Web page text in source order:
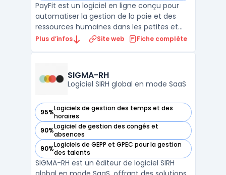
PayFit est un logiciel en ligne conçu pour
automatiser la gestion de la paie et des
ressources humaines dans les petites et
moyennes entreprises. La saisie manuelle
représentent des p ...
Plus d’infos Site web Fiche complète
SIGMA-RH
Logiciel SIRH global en mode SaaS
95%Logiciels de gestion des temps et des
horaires
— voir SIGMA-RH dans cette catégorie
90%Logiciel de gestion des congés et
absences
— voir SIGMA-RH dans cette catégorie
90%Logiciels de GEPP et GPEC pour la gestion
des talents
— voir SIGMA-RH dans cette catégorie
SIGMA-RH est un éditeur de logiciel SIRH